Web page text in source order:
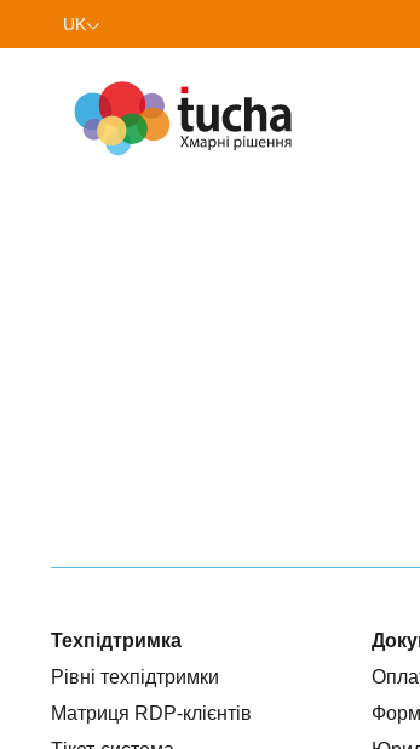
UK
Техпідтримка
Рівні техпідтримки
Матриця RDP-клієнтів